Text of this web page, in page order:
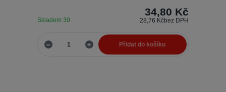
34,80 Kč
28,76 Kčbez DPH
Skladem 30
Přidat do košíku